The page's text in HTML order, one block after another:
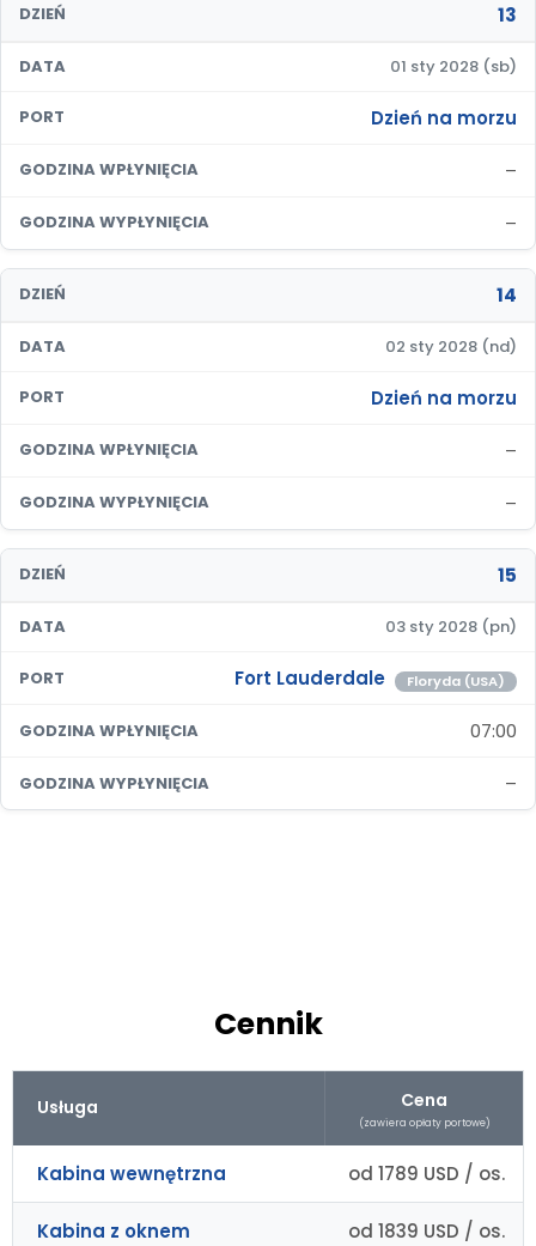
DZIEŃ 13
DATA 01 sty 2028 (sb)
PORT Dzień na morzu
GODZINA WPŁYNIĘCIA –
GODZINA WYPŁYNIĘCIA –
DZIEŃ 14
DATA 02 sty 2028 (nd)
PORT Dzień na morzu
GODZINA WPŁYNIĘCIA –
GODZINA WYPŁYNIĘCIA –
DZIEŃ 15
DATA 03 sty 2028 (pn)
PORT Fort Lauderdale Floryda (USA)
GODZINA WPŁYNIĘCIA 07:00
GODZINA WYPŁYNIĘCIA –
Cennik
Usługa Cena
(zawiera opłaty portowe)
Kabina wewnętrzna od 1789 USD / os.
Kabina z oknem od 1839 USD / os.